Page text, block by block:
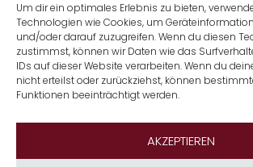
Um dir ein optimales Erlebnis zu bieten,
Technologien wie Cookies, um
und/oder darauf zuzugreifen. Wenn du diesen
zustimmst, können wir Daten wie das
IDs auf dieser Website verarbeiten. Wenn du
nicht erteilst oder zurückziehst, können
Funktionen beeinträchtigt werden.
AKZEPTIEREN
Kirche
Musik
Kontakt
Shop
Termine
Über mich